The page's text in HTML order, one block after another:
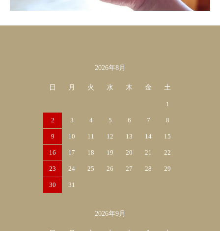
2026年8月
日 月 火 水 木 金 土
1
2 3 4 5 6 7 8
9 10 11 12 13 14 15
16 17 18 19 20 21 22
23 24 25 26 27 28 29
30 31
2026年9月